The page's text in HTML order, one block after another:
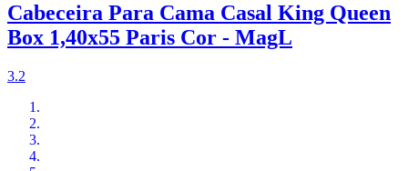
Cabeceira Para Cama Casal King Queen
Box 1,40x55 Paris Cor - MagL
3.2